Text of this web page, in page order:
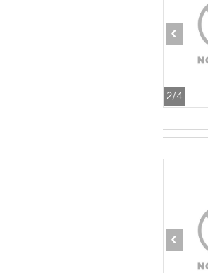
2/4
‹
‹